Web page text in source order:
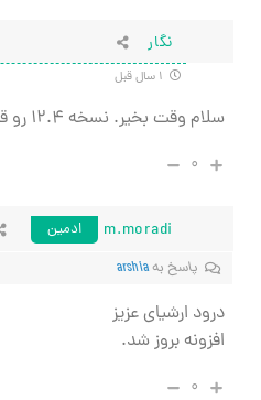
نگار
سلام وقت بخیر. نسخه ۱۲.۴ رو قرار نمیدین ؟
۰
m.moradi
ادمین
پاسخ بهarshia
درود ارشیای عزیز
افزونه بروز شد.
۰